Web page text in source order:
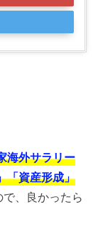
海外サラリー
「資産形成」
で、良かったら